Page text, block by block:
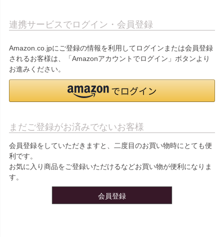
連携サービスでログイン・会員登録
Amazon.co.jpにご登録の情報を利用してログインまたは会員登録
されるお客様は、「Amazonアカウントでログイン」ボタンより
お進みください。
まだご登録がお済みでないお客様
会員登録をしていただきますと、二度目のお買い物時にとても便
利です。
お気に入り商品をご登録いただけるなどお買い物が便利になりま
す。
会員登録